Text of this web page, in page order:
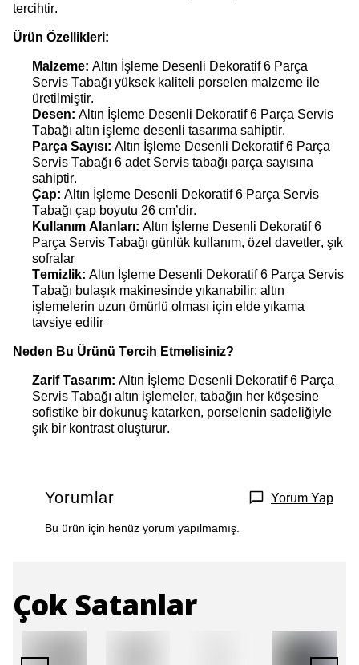
tercihtir.
Ürün Özellikleri:
Malzeme: Altın İşleme Desenli Dekoratif 6 Parça
Servis Tabağı yüksek kaliteli porselen malzeme ile
üretilmiştir.
Desen: Altın İşleme Desenli Dekoratif 6 Parça Servis
Tabağı altın işleme desenli tasarıma sahiptir.
Parça Sayısı: Altın İşleme Desenli Dekoratif 6 Parça
Servis Tabağı 6 adet Servis tabağı parça sayısına
sahiptir.
Çap: Altın İşleme Desenli Dekoratif 6 Parça Servis
Tabağı çap boyutu 26 cm’dir.
Kullanım Alanları: Altın İşleme Desenli Dekoratif 6
Parça Servis Tabağı günlük kullanım, özel davetler, şık
sofralar
Temizlik: Altın İşleme Desenli Dekoratif 6 Parça Servis
Tabağı bulaşık makinesinde yıkanabilir; altın
işlemelerin uzun ömürlü olması için elde yıkama
tavsiye edilir
Neden Bu Ürünü Tercih Etmelisiniz?
Zarif Tasarım: Altın İşleme Desenli Dekoratif 6 Parça
Servis Tabağı altın işlemeler, tabağın her köşesine
sofistike bir dokunuş katarken, porselenin sadeliğiyle
şık bir kontrast oluşturur.
Yorumlar Yorum Yap
Bu ürün için henüz yorum yapılmamış.
Çok Satanlar